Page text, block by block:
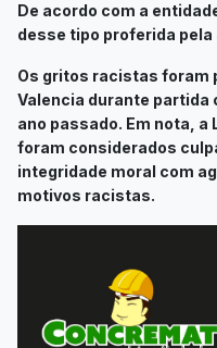
De acordo com a
desse tipo proferida
Os gritos racistas foram
Valencia durante partida
ano passado. Em nota, a
foram considerados
integridade moral com
motivos racistas.